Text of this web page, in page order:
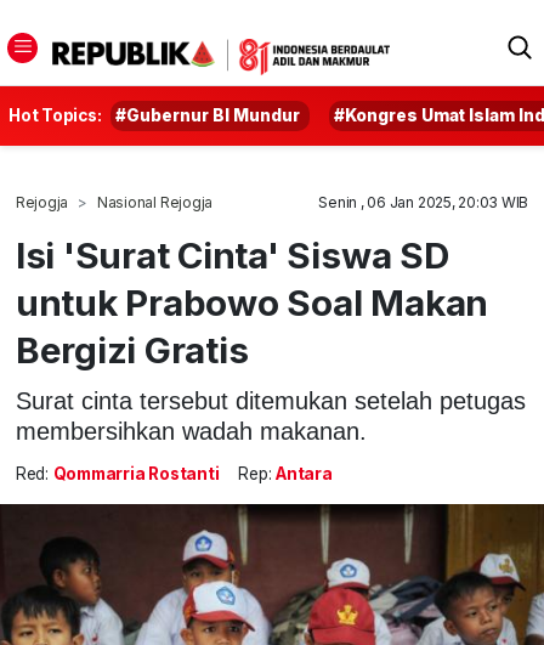
Hot Topics: #Gubernur BI Mundur #Kongres Umat Islam
Rejogja Nasional Rejogja Senin , 06 Jan 2025, 20:03 WIB
Isi 'Surat Cinta' Siswa SD
untuk Prabowo Soal Makan
Bergizi Gratis
Surat cinta tersebut ditemukan setelah petugas
membersihkan wadah makanan.
Red: Qommarria Rostanti Rep: Antara